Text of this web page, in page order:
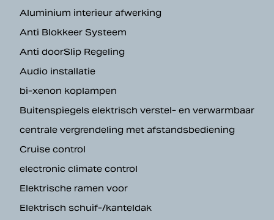
Aluminium interieur afwerking
Anti Blokkeer Systeem
Anti doorSlip Regeling
Audio installatie
bi-xenon koplampen
Buitenspiegels elektrisch verstel- en verwarmbaar
centrale vergrendeling met afstandsbediening
Cruise control
electronic climate control
Elektrische ramen voor
Elektrisch schuif-/kanteldak